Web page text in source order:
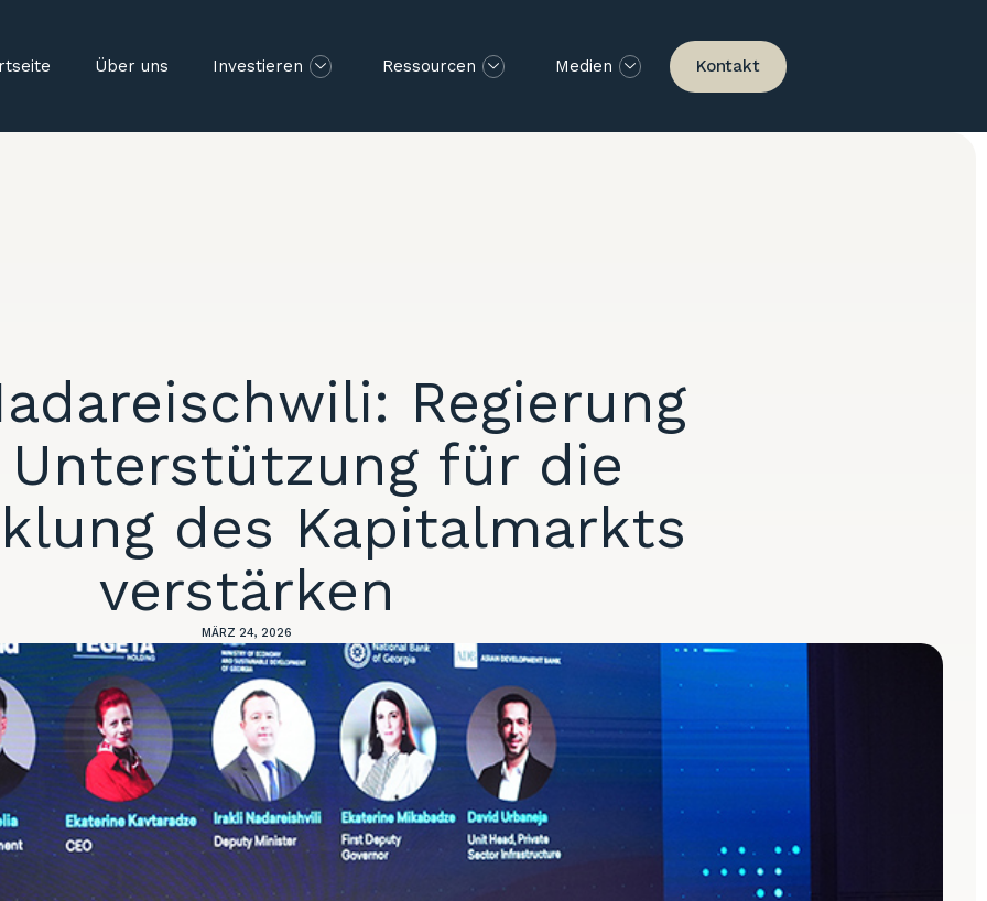
Über uns Investieren Ressourcen Medien Kontakt
Regierung
für die
des Kapitalmarkts
verstärken
MÄRZ 24, 2026